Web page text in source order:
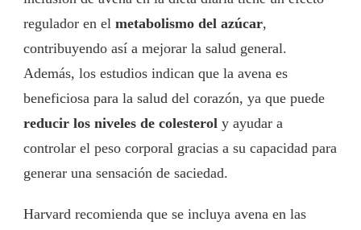
regulador en el metabolismo del azúcar,
contribuyendo así a mejorar la salud general.
Además, los estudios indican que la avena es
beneficiosa para la salud del corazón, ya que puede
reducir los niveles de colesterol y ayudar a
controlar el peso corporal gracias a su capacidad para
generar una sensación de saciedad.
Harvard recomienda que se incluya avena en las